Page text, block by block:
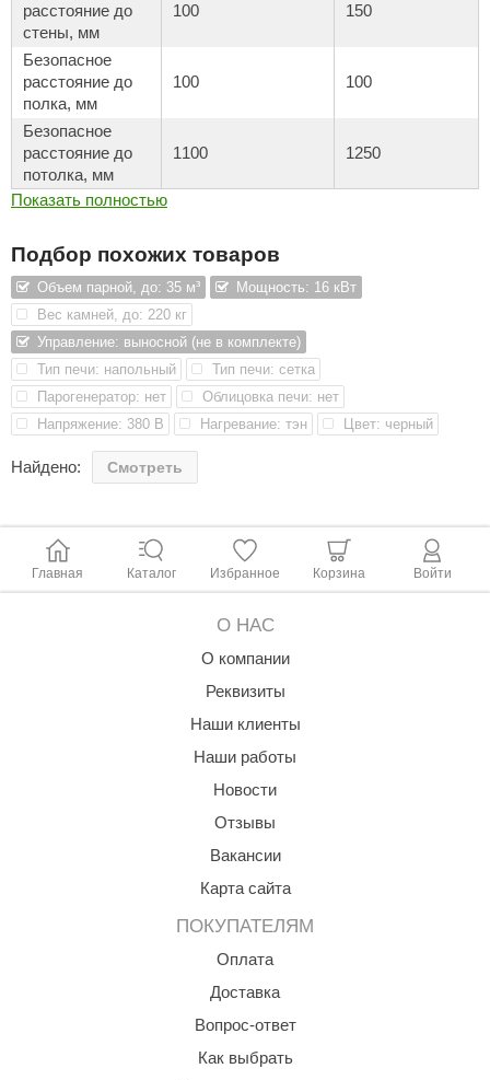
ecology
расстояние до
стены, мм
100 150
Безопасное
расстояние до
полка, мм
100 100
Безопасное
расстояние до
потолка, мм
1100 1250
Показать полностью
Подбор похожих товаров
Объем парной, до: 35 м³
Мощность: 16 кВт
Вес камней, до: 220 кг
Управление: выносной (не в комплекте)
Тип печи: напольный
Тип печи: сетка
Парогенератор: нет
Облицовка печи: нет
Напряжение: 380 В
Нагревание: тэн Цвет: черный
Найдено: Смотреть
Главная Каталог Избранное Корзина Войти
О НАС
О компании
Реквизиты
Наши клиенты
Наши работы
Новости
Отзывы
Вакансии
Карта сайта
ПОКУПАТЕЛЯМ
Оплата
Доставка
Вопрос-ответ
Как выбрать